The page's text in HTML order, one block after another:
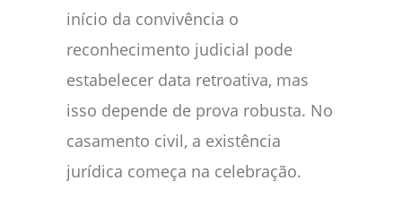
início da convivência o
reconhecimento judicial pode
estabelecer data retroativa, mas
isso depende de prova robusta. No
casamento civil, a existência
jurídica começa na celebração.